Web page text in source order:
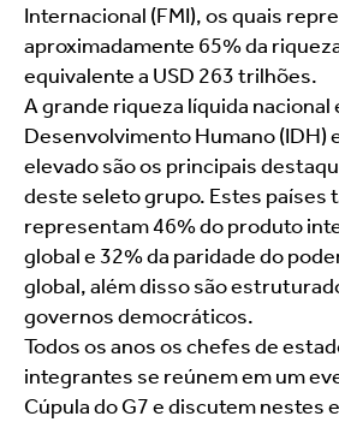
Internacional (FMI), os quais
aproximadamente 65% da
equivalente a USD 263 trilhões.
A grande riqueza líquida nacional
Desenvolvimento Humano (IDH)
elevado são os principais
deste seleto grupo. Estes países
representam 46% do produto
global e 32% da paridade do
global, além disso são
governos democráticos.
Todos os anos os chefes de
integrantes se reúnem em um
Cúpula do G7 e discutem nestes